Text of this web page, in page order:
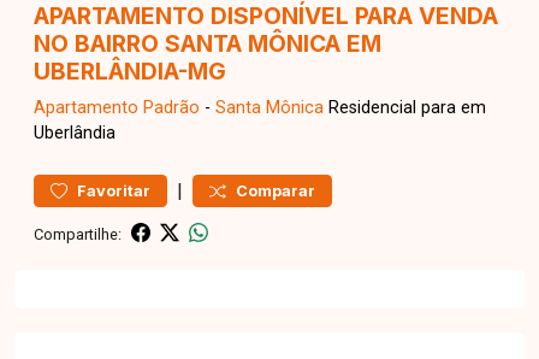
APARTAMENTO DISPONÍVEL PARA VENDA
NO BAIRRO SANTA MÔNICA EM
UBERLÂNDIA-MG
Apartamento Padrão - Santa Mônica Residencial para em
Uberlândia
Favoritar | Comparar
Compartilhe: